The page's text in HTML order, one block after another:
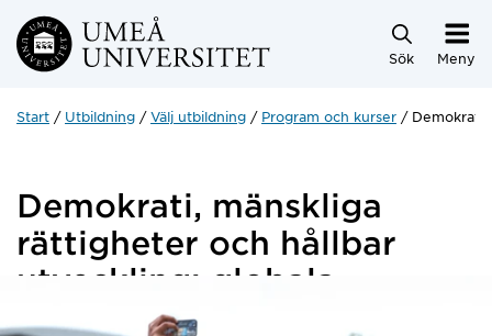
Hoppa direkt till innehållet
Sök Meny
Start Utbildning Välj utbildning Program och kurser
Demokrati, mänskliga
rättigheter och hållbar
utveckling: globala
perspektiv i utbildning